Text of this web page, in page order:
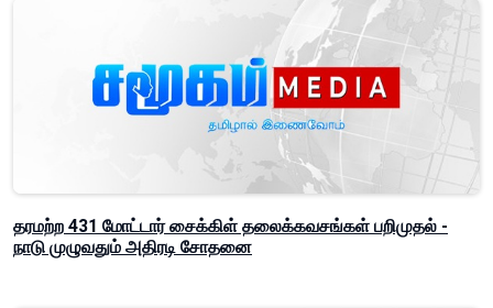
தரமற்ற 431 மோட்டார் சைக்கிள் தலைக்கவசங்கள் பறிமுதல் -
நாடு முழுவதும் அதிரடி சோதனை